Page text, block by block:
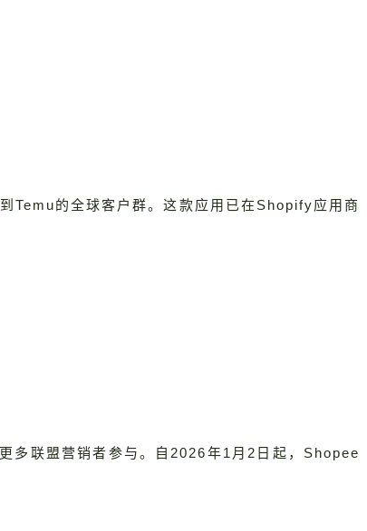
Temu的全球客户群。这款应用已在Shopify应用商
多联盟营销者参与。自2026年1月2日起，Shopee